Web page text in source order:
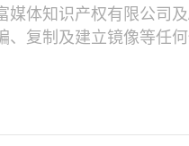
媒体知识产权有限公司
复制及建立镜像等任何